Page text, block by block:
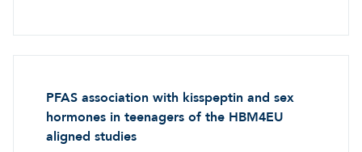
PFAS association with kisspeptin and sex
hormones in teenagers of the HBM4EU
aligned studies